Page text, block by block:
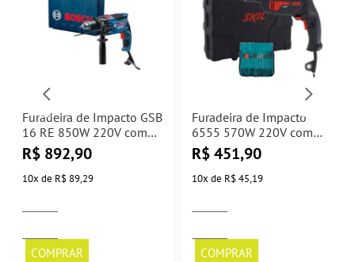
Furadeira de Impacto GSB
16 RE 850W 220V com
Maleta Bosch
R$ 892,90
10x de R$ 89,29
COMPRAR
Furadeira de Impacto
6555 570W 220V com
Acessórios e Maleta Skil
R$ 451,90
10x de R$ 45,19
COMPRAR